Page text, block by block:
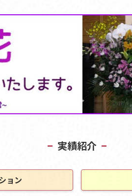
実績紹介
ョン